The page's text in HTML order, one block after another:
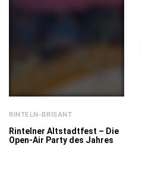
RINTELN-BRISANT
Rintelner Altstadtfest – Die
Open-Air Party des Jahres